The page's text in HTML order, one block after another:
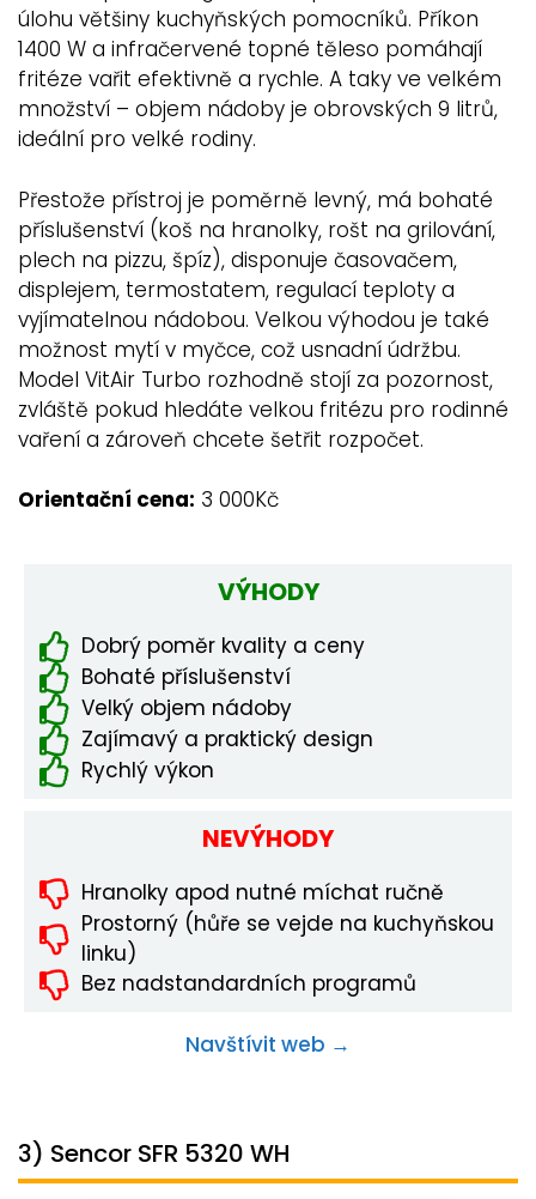
úlohu většiny kuchyňských pomocníků. Příkon
1400 W a infračervené topné těleso pomáhají
fritéze vařit efektivně a rychle. A taky ve velkém
množství – objem nádoby je obrovských 9 litrů,
ideální pro velké rodiny.
Přestože přístroj je poměrně levný, má bohaté
příslušenství (koš na hranolky, rošt na grilování,
plech na pizzu, špíz), disponuje časovačem,
displejem, termostatem, regulací teploty a
vyjímatelnou nádobou. Velkou výhodou je také
možnost mytí v myčce, což usnadní údržbu.
Model VitAir Turbo rozhodně stojí za pozornost,
zvláště pokud hledáte velkou fritézu pro rodinné
vaření a zároveň chcete šetřit rozpočet.
Orientační cena: 3 000Kč
VÝHODY
Dobrý poměr kvality a ceny
Bohaté příslušenství
Velký objem nádoby
Zajímavý a praktický design
Rychlý výkon
NEVÝHODY
Hranolky apod nutné míchat ručně
Prostorný (hůře se vejde na kuchyňskou
linku)
Bez nadstandardních programů
Navštívit web →
3) Sencor SFR 5320 WH